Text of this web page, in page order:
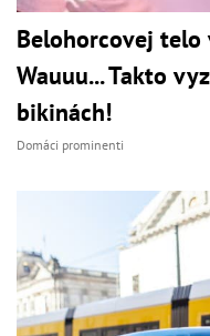
Belohorcovej telo
Wauuu... Takto
bikinách!
Domáci prominenti